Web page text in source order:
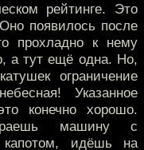
рейтинге. Это
появилось после
прохладно к нему
а тут ещё одна. Но,
ограничение
Указанное
конечно хорошо.
машину с
идёшь на